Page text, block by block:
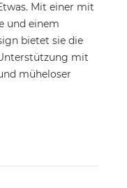
Mit einer mit
und einem
bietet sie die
mit
müheloser